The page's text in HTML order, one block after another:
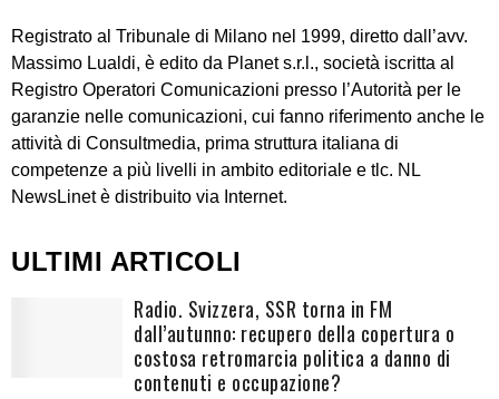
Registrato al Tribunale di Milano nel 1999, diretto dall’avv.
Massimo Lualdi, è edito da Planet s.r.l., società iscritta al
Registro Operatori Comunicazioni presso l’Autorità per le
garanzie nelle comunicazioni, cui fanno riferimento anche le
attività di Consultmedia, prima struttura italiana di
competenze a più livelli in ambito editoriale e tlc. NL
NewsLinet è distribuito via Internet.
ULTIMI ARTICOLI
Radio. Svizzera, SSR torna in FM
dall’autunno: recupero della copertura o
costosa retromarcia politica a danno di
contenuti e occupazione?